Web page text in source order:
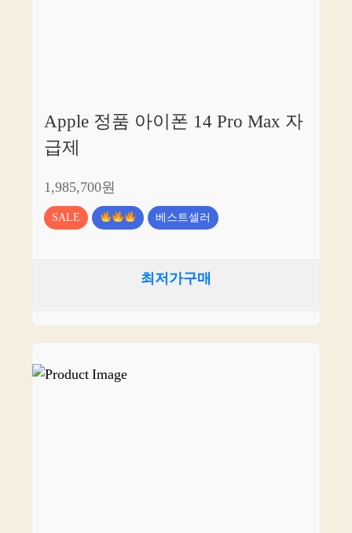
Apple 정품 아이폰 14 Pro Max 자
급제
1,985,700원
SALE 베스트셀러
최저가구매